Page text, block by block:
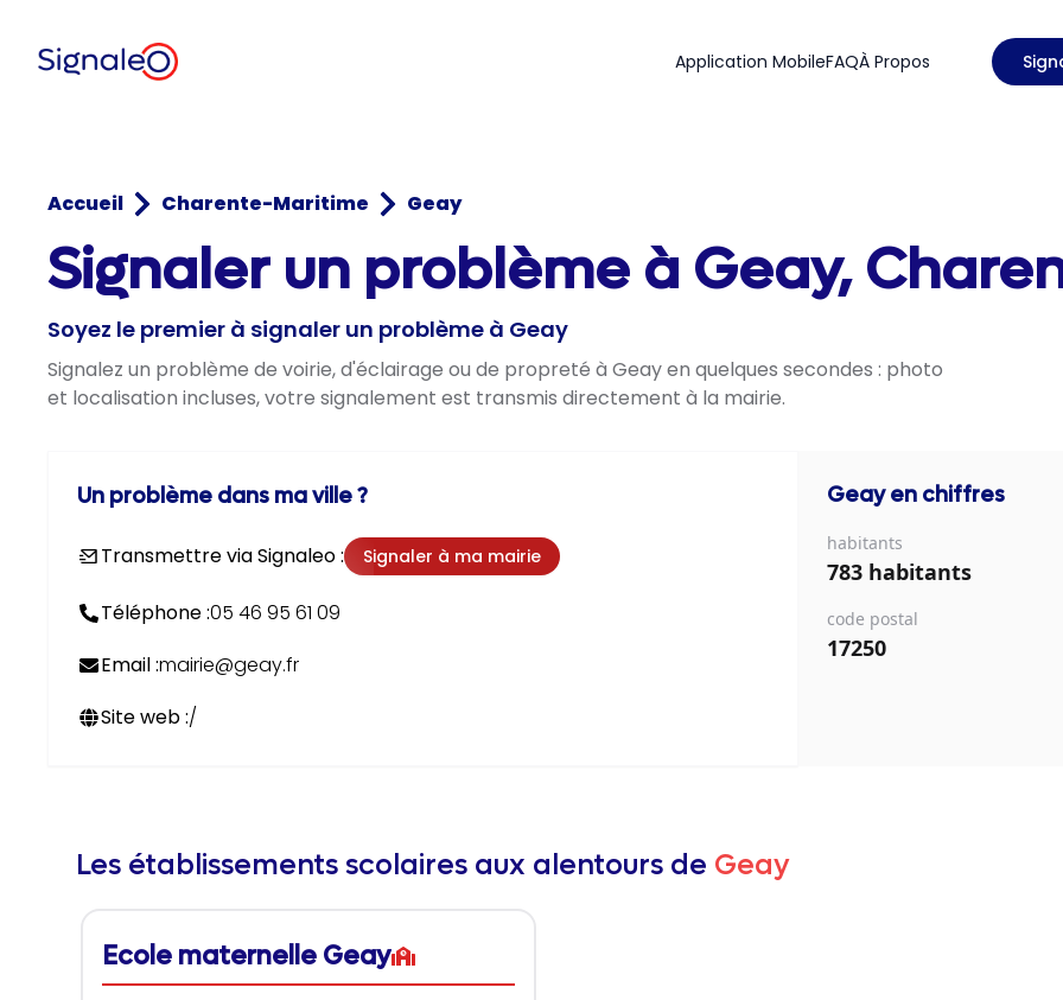
Application MobileFAQÀ Propos
Accueil Charente-Maritime Geay
Signaler un problème à Geay,
Soyez le premier à signaler un problème à Geay
Signalez un problème de voirie, d'éclairage ou de propreté à Geay en quelques secondes : photo
et localisation incluses, votre signalement est transmis directement à la mairie.
Un problème dans ma ville ?
Transmettre via Signaleo : Signaler à ma mairie
Téléphone :05 46 95 61 09
Email :mairie@geay.fr
Site web :/
Geayen chiffres
habitants
783 habitants
code postal
17250
Les établissements scolaires aux alentours de Geay
Ecole maternelle Geay